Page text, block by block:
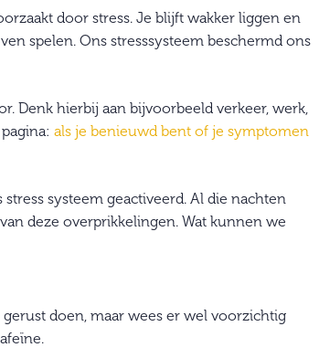
door stress. Je blijft wakker liggen en
spelen. Ons stresssysteem beschermd ons
Denk hierbij aan bijvoorbeeld verkeer, werk,
als je benieuwd bent of je symptomen
systeem geactiveerd. Al die nachten
deze overprikkelingen. Wat kunnen we
doen, maar wees er wel voorzichtig